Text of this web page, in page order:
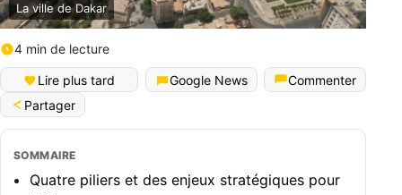
La ville de Dakar
4 min de lecture
Lire plus tard Google News
Commenter
Partager
SOMMAIRE
Quatre piliers et des enjeux stratégiques pour